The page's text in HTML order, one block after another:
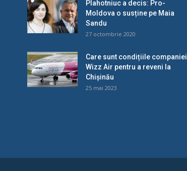
Plahotniuc a decis: Pro-
Moldova o susține pe Maia
Sandu
27 octombrie 2020
Care sunt condițiile companiei
Wizz Air pentru a reveni la
Chișinău
25 mai 2023